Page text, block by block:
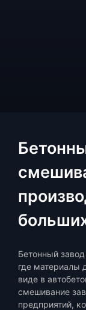
Бетонный
где материалы
виде в
смешивание
предприятий,